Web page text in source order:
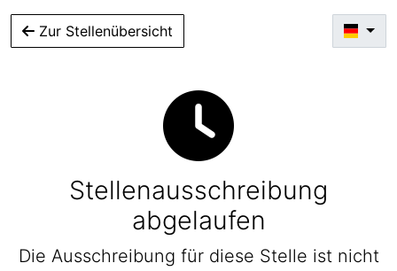
Zur Stellenübersicht
Stellenausschreibung
abgelaufen
Die Ausschreibung für diese Stelle ist nicht